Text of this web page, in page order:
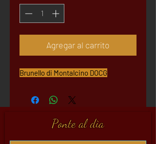
Agregar al carrito
Brunello di Montalcino DOCG
Ponte al dìa